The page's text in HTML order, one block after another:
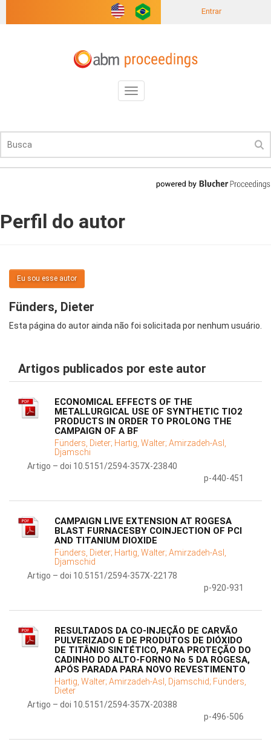
Entrar
Toggle
navigation
Perfil do autor
Eu sou esse autor
Fünders, Dieter
Esta página do autor ainda não foi solicitada por nenhum usuário.
Artigos publicados por este autor
ECONOMICAL EFFECTS OF THE
METALLURGICAL USE OF SYNTHETIC TIO2
PRODUCTS IN ORDER TO PROLONG THE
CAMPAIGN OF A BF
Fünders, Dieter; Hartig, Walter; Amirzadeh-Asl,
Djamschi
Artigo – doi 10.5151/2594-357X-23840
p-440-451
CAMPAIGN LIVE EXTENSION AT ROGESA
BLAST FURNACESBY COINJECTION OF PCI
AND TITANIUM DIOXIDE
Fünders, Dieter; Hartig, Walter; Amirzadeh-Asl,
Djamschid
Artigo – doi 10.5151/2594-357X-22178
p-920-931
RESULTADOS DA CO-INJEÇÃO DE CARVÃO
PULVERIZADO E DE PRODUTOS DE DIÓXIDO
DE TITÂNIO SINTÉTICO, PARA PROTEÇÃO DO
CADINHO DO ALTO-FORNO No 5 DA ROGESA,
APÓS PARADA PARA NOVO REVESTIMENTO
Hartig, Walter; Amirzadeh-Asl, Djamschid; Fünders,
Dieter
Artigo – doi 10.5151/2594-357X-20388
p-496-506